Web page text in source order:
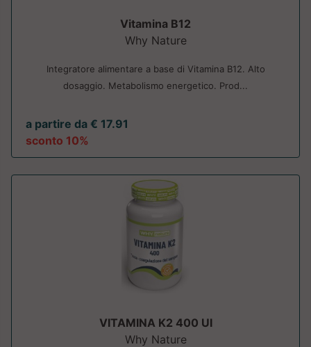
Vitamina B12
Why Nature
Integratore alimentare a base di Vitamina B12. Alto
dosaggio. Metabolismo energetico. Prod...
a partire da € 17.91
sconto 10%
VITAMINA K2 400 UI
Why Nature